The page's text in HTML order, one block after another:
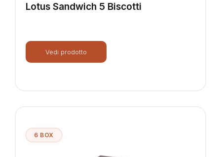
Lotus Sandwich 5 Biscotti
Vedi prodotto
6 BOX